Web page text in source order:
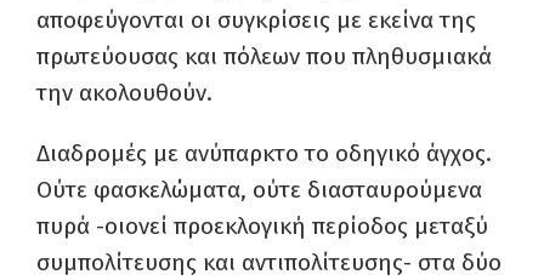
αποφεύγονται οι συγκρίσεις με εκείνα της
πρωτεύουσας και πόλεων που πληθυσμιακά
την ακολουθούν.
Διαδρομές με ανύπαρκτο το οδηγικό άγχος.
Ούτε φασκελώματα, ούτε διασταυρούμενα
πυρά -οιονεί προεκλογική περίοδος μεταξύ
συμπολίτευσης και αντιπολίτευσης- στα δύο